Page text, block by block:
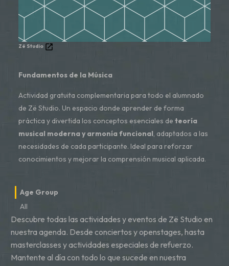
Zë Studio
Fundamentos de la Música
Actividad gratuita complementaria para todo el alumnado
de Zë Studio. Un espacio donde aprender de forma
práctica y divertida los conceptos esenciales de teoría
musical moderna y armonía funcional, adaptados a las
necesidades de cada participante. Ideal para reforzar
conocimientos y mejorar la comprensión musical aplicada.
Age Group
All
Descubre todas las actividades y eventos de Zë Studio en
nuestra agenda. Desde conciertos y openstages, hasta
masterclasses y actividades especiales de refuerzo.
Mantente al día con todo lo que sucede en nuestra